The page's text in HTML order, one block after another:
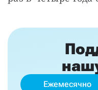
Ежемесячно